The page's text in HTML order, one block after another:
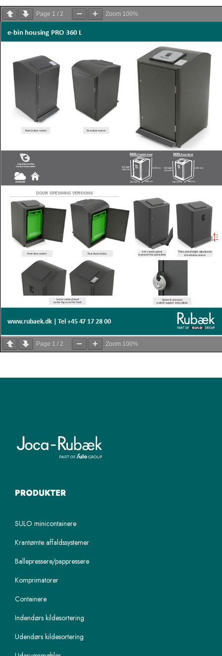
Page 1 / 2 Zoom 100%
Page 1 / 2 Zoom 100%
PRODUKTER
SULO minicontainere
Krantømte affaldssystemer
Ballepressere/pappressere
Komprimatorer
Containere
Indendørs kildesortering
Udendørs kildesortering